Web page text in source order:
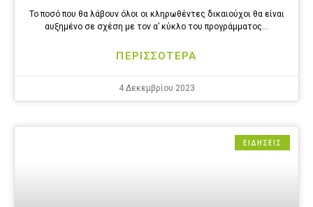
Το ποσό που θα λάβουν όλοι οι κληρωθέντες δικαιούχοι θα είναι
αυξημένο σε σχέση με τον α’ κύκλο του προγράμματος…
ΠΕΡΙΣΣΟΤΕΡΑ
4 Δεκεμβρίου 2023
ΕΙΔΗΣΕΙΣ